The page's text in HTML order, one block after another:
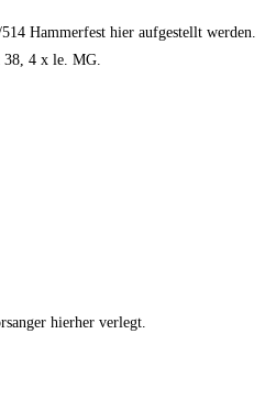
Hammerfest hier aufgestellt werden.
38, 4 x le. MG.
hierher verlegt.